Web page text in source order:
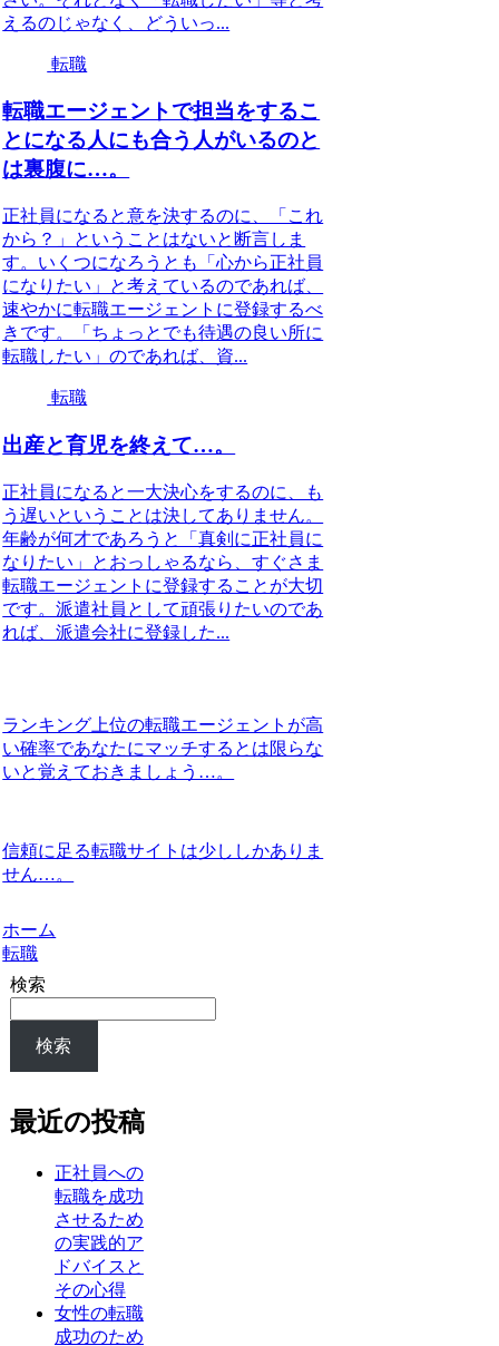
えるのじゃなく、どういっ...
転職
転職エージェントで担当をするこ
とになる人にも合う人がいるのと
は裏腹に…。
正社員になると意を決するのに、「これ
から？」ということはないと断言しま
す。いくつになろうとも「心から正社員
になりたい」と考えているのであれば、
速やかに転職エージェントに登録するべ
きです。「ちょっとでも待遇の良い所に
転職したい」のであれば、資...
転職
出産と育児を終えて…。
正社員になると一大決心をするのに、も
う遅いということは決してありません。
年齢が何才であろうと「真剣に正社員に
なりたい」とおっしゃるなら、すぐさま
転職エージェントに登録することが大切
です。派遣社員として頑張りたいのであ
れば、派遣会社に登録した...
ランキング上位の転職エージェントが高
い確率であなたにマッチするとは限らな
いと覚えておきましょう…。
信頼に足る転職サイトは少ししかありま
せん…。
ホーム
転職
検索
検索
最近の投稿
正社員への
転職を成功
させるため
の実践的ア
ドバイスと
その心得
女性の転職
成功のため